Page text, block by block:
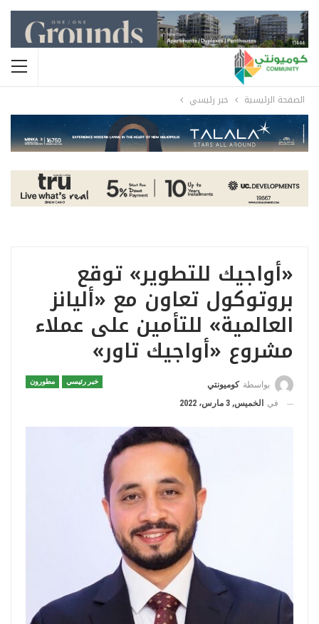
الصفحة الرئيسية خبر رئيسي
«أواجيك للتطوير» توقع
بروتوكول تعاون مع «أليانز
العالمية» للتأمين على عملاء
مشروع «أواجيك تاور»
خبر رئيسي مطورون بواسطة كوميونتي
في
الخميس, 3 مارس، 2022